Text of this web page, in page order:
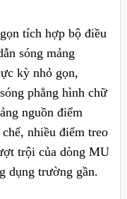
tích hợp bộ điều
sóng mảng
kỳ nhỏ gọn,
phẳng hình chữ
nguồn điểm
nhiều điểm treo
trội của dòng MU
dụng trường gần.